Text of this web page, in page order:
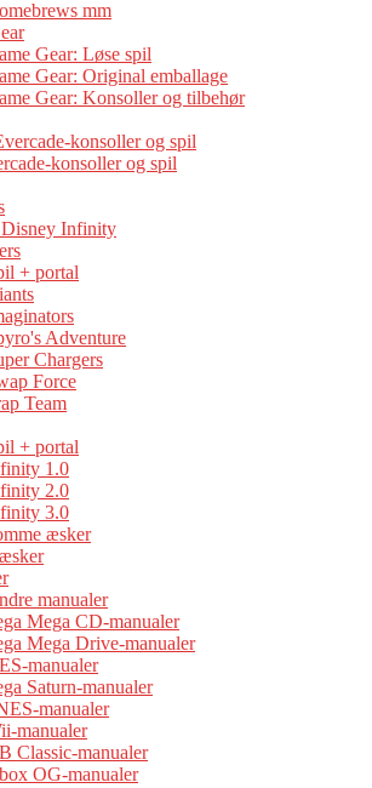
mm
Gear: Løse spil
Gear: Original emballage
Gear: Konsoller og tilbehør
konsoller og spil
konsoller og spil
Disney Infinity
+ portal
Adventure
Chargers
Force
Team
+ portal
1.0
2.0
3.0
æsker
manualer
Mega CD-manualer
Mega Drive-manualer
manualer
Saturn-manualer
manualer
manualer
Classic-manualer
OG-manualer